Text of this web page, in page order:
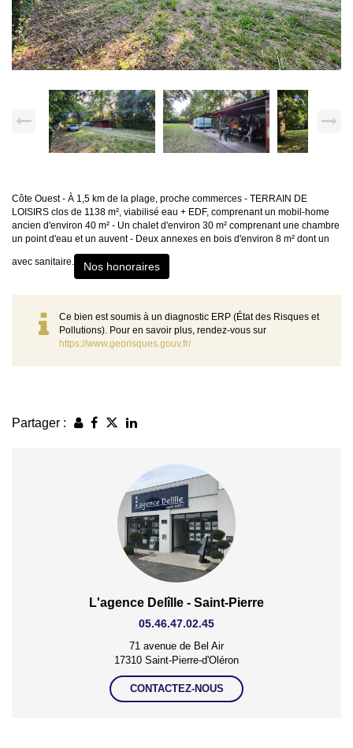
Côte Ouest - À 1,5 km de la plage, proche commerces - TERRAIN DE
LOISIRS clos de 1138 m², viabilisé eau + EDF, comprenant un mobil-home
ancien d'environ 40 m² - Un chalet d'environ 30 m² comprenant une chambre
un point d'eau et un auvent - Deux annexes en bois d'environ 8 m² dont un
avec sanitaire. Nos honoraires
Ce bien est soumis à un diagnostic ERP (État des Risques et
Pollutions). Pour en savoir plus, rendez-vous sur
https://www.georisques.gouv.fr/
Partager :
L'agence Delîlle - Saint-Pierre
05.46.47.02.45
71 avenue de Bel Air
17310 Saint-Pierre-d'Oléron
CONTACTEZ-NOUS